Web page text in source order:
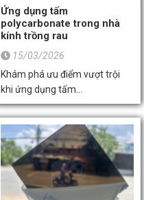
Ứng dụng tấm
polycarbonate trong nhà
kính trồng rau
15/03/2026
Khám phá ưu điểm vượt trội
khi ứng dụng tấm
Polycarbonate trong nhà kính
trồng rau. Giải pháp lấy sáng
tối ưu, chống tia UV, cách nhiệt
hiệu quả từ thương hiệu Poly
Solar Light.